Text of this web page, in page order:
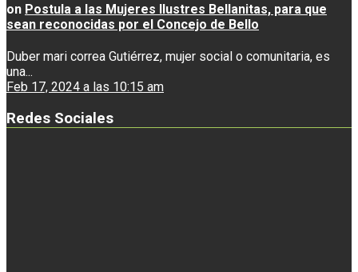
on Postula a las Mujeres Ilustres Bellanitas, para que
sean reconocidas por el Concejo de Bello
Duber mari correa Gutiérrez, mujer social o comunitaria, es
una...
Feb 17, 2024 a las 10:15 am
Redes Sociales